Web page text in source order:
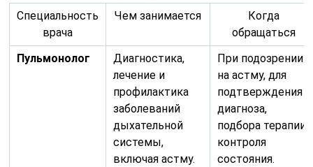
Специальность
врача
Чем занимается
Когда
обращаться
Пульмонолог
Диагностика,
лечение и
профилактика
заболеваний
дыхательной
системы,
включая астму.
При подозрении
на астму, для
подтверждения
диагноза,
подбора терапии,
контроля
состояния.